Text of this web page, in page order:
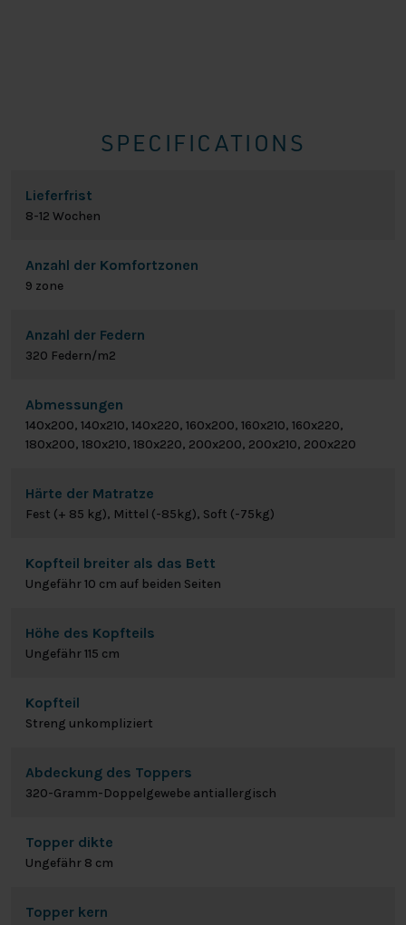
SPECIFICATIONS
Lieferfrist
8-12 Wochen
Anzahl der Komfortzonen
9 zone
Anzahl der Federn
320 Federn/m2
Abmessungen
140x200, 140x210, 140x220, 160x200, 160x210, 160x220,
180x200, 180x210, 180x220, 200x200, 200x210, 200x220
Härte der Matratze
Fest (+ 85 kg), Mittel (-85kg), Soft (-75kg)
Kopfteil breiter als das Bett
Ungefähr 10 cm auf beiden Seiten
Höhe des Kopfteils
Ungefähr 115 cm
Kopfteil
Streng unkompliziert
Abdeckung des Toppers
320-Gramm-Doppelgewebe antiallergisch
Topper dikte
Ungefähr 8 cm
Topper kern